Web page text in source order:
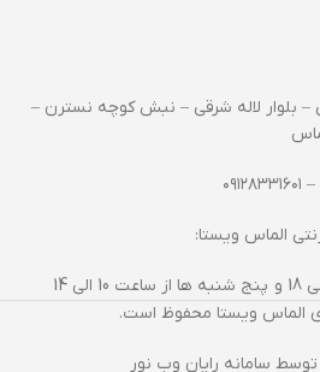
بلوار لاله شرقی – نبش کوچه نسترن –
الماس ویستا:
الماس ویستا محفوظ است.
توسط سامانه رایان وب نور